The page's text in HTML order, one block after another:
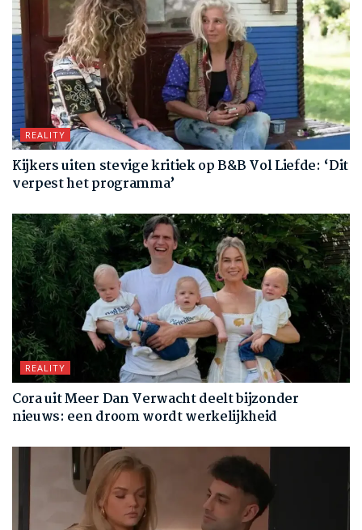
REALITY
Kijkers uiten stevige kritiek op B&B Vol Liefde: ‘Dit
verpest het programma’
REALITY
Cora uit Meer Dan Verwacht deelt bijzonder
nieuws: een droom wordt werkelijkheid